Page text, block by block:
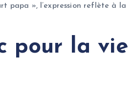
papa », l’expression reflète à la
pour la vie